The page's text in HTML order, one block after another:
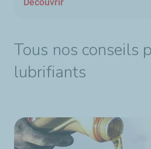
Tous nos conseils
lubrifiants